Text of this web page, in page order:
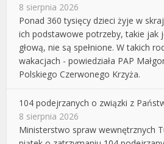
8 sierpnia 2026
Ponad 360 tysięcy dzieci żyje w
ich podstawowe potrzeby, takie jak
głową, nie są spełnione. W takich
wakacjach - powiedziała PAP
Polskiego Czerwonego Krzyża.
104 podejrzanych o związki z
8 sierpnia 2026
Ministerstwo spraw wewnętrznych